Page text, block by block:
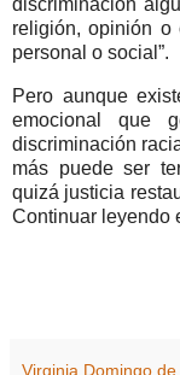
religión, opinión o
personal o social”.
Pero aunque
emocional que
discriminación
más puede ser
quizá justicia
Continuar leyendo
Virginia Domingo